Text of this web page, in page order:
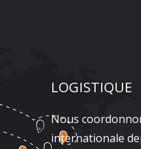
LOGISTIQUE
Nous
internationale